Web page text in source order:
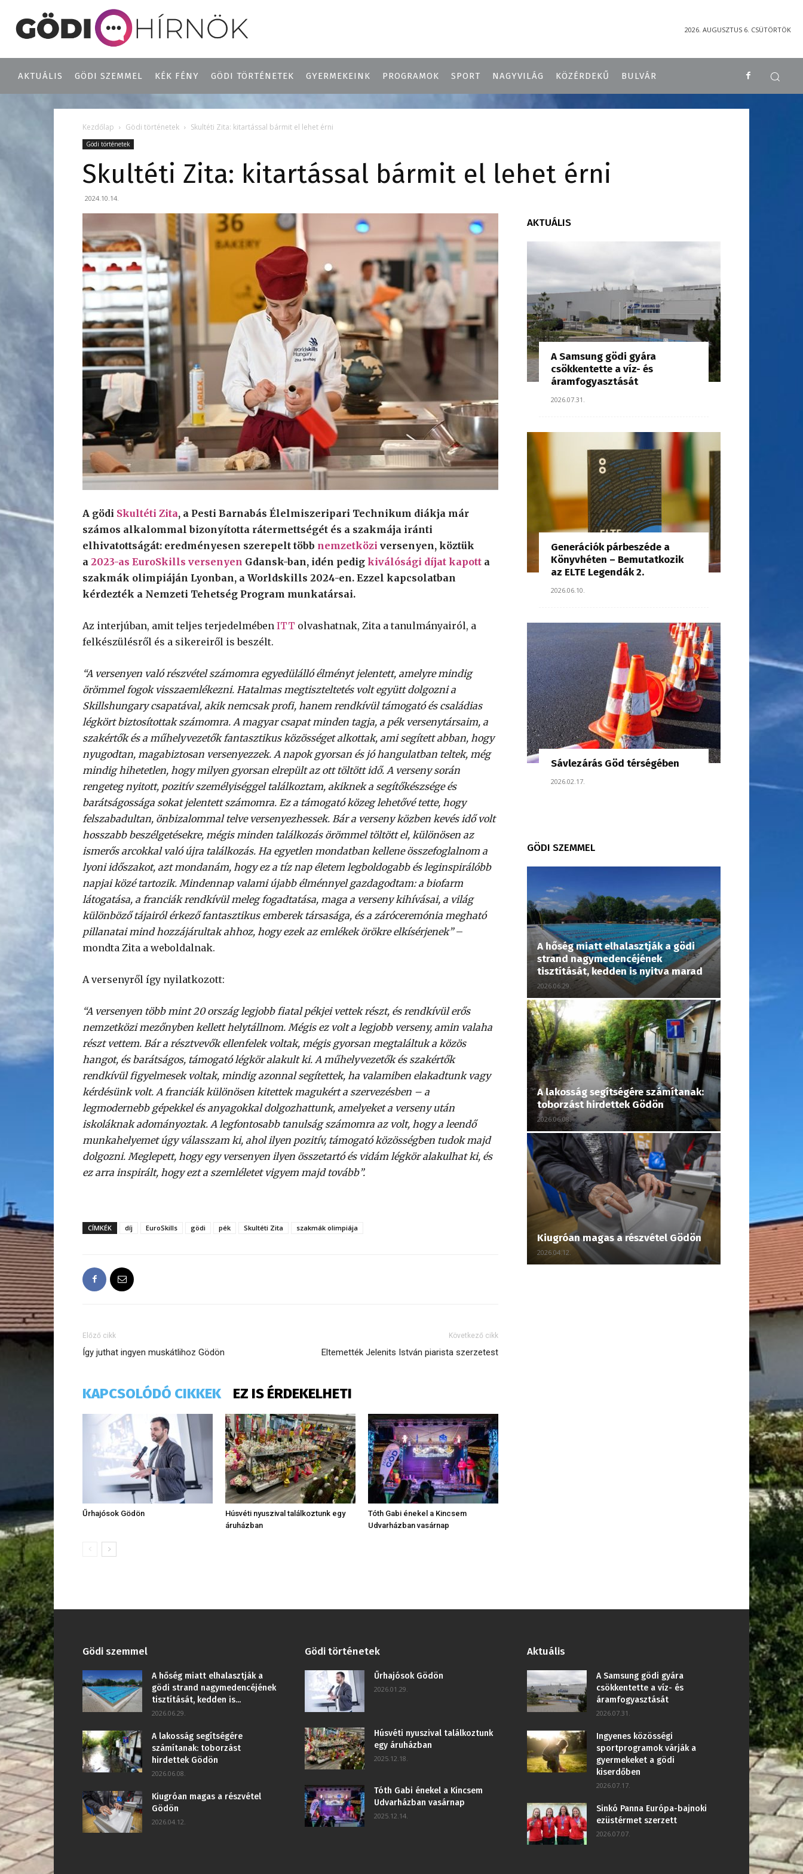
2026. AUGUSZTUS 6. CSÜTÖRTÖK
AKTUÁLIS GÖDI SZEMMEL KÉK FÉNY GÖDI TÖRTÉNETEK GYERMEKEINK PROGRAMOK SPORT NAGYVILÁG KÖZÉRDEKŰ BULVÁR
Kezdőlap Gödi történetek Skultéti Zita: kitartással bármit el lehet érni
Gödi történetek
Skultéti Zita: kitartással bármit el lehet érni
2024.10.14.
A gödi Skultéti Zita, a Pesti Barnabás Élelmiszeripari Technikum diákja már
számos alkalommal bizonyította rátermettségét és a szakmája iránti
elhivatottságát: eredményesen szerepelt több nemzetközi versenyen, köztük
a 2023-as EuroSkills versenyen Gdansk-ban, idén pedig kiválósági díjat kapott a
szakmák olimpiáján Lyonban, a Worldskills 2024-en. Ezzel kapcsolatban
kérdezték a Nemzeti Tehetség Program munkatársai.
Az interjúban, amit teljes terjedelmében ITT olvashatnak, Zita a tanulmányairól, a
felkészülésről és a sikereiről is beszélt.
“A versenyen való részvétel számomra egyedülálló élményt jelentett, amelyre mindig
örömmel fogok visszaemlékezni. Hatalmas megtiszteltetés volt együtt dolgozni a
Skillshungary csapatával, akik nemcsak profi, hanem rendkívül támogató és családias
légkört biztosítottak számomra. A magyar csapat minden tagja, a pék versenytársaim, a
szakértők és a műhelyvezetők fantasztikus közösséget alkottak, ami segített abban, hogy
nyugodtan, magabiztosan versenyezzek. A napok gyorsan és jó hangulatban teltek, még
mindig hihetetlen, hogy milyen gyorsan elrepült az ott töltött idő. A verseny során
rengeteg nyitott, pozitív személyiséggel találkoztam, akiknek a segítőkészsége és
barátságossága sokat jelentett számomra. Ez a támogató közeg lehetővé tette, hogy
felszabadultan, önbizalommal telve versenyezhessek. Bár a verseny közben kevés idő volt
hosszabb beszélgetésekre, mégis minden találkozás örömmel töltött el, különösen az
ismerős arcokkal való újra találkozás. Ha egyetlen mondatban kellene összefoglalnom a
lyoni időszakot, azt mondanám, hogy ez a tíz nap életem legboldogabb és leginspirálóbb
napjai közé tartozik. Mindennap valami újabb élménnyel gazdagodtam: a biofarm
látogatása, a franciák rendkívül meleg fogadtatása, maga a verseny kihívásai, a világ
különböző tájairól érkező fantasztikus emberek társasága, és a záróceremónia megható
pillanatai mind hozzájárultak ahhoz, hogy ezek az emlékek örökre elkísérjenek”–
mondta Zita a weboldalnak.
A versenyről így nyilatkozott:
“A versenyen több mint 20 ország legjobb fiatal pékjei vettek részt, és rendkívül erős
nemzetközi mezőnyben kellett helytállnom. Mégis ez volt a legjobb verseny, amin valaha
részt vettem. Bár a résztvevők ellenfelek voltak, mégis gyorsan megtaláltuk a közös
hangot, és barátságos, támogató légkör alakult ki. A műhelyvezetők és szakértők
rendkívül figyelmesek voltak, mindig azonnal segítettek, ha valamiben elakadtunk vagy
kérdésünk volt. A franciák különösen kitettek magukért a szervezésben – a
legmodernebb gépekkel és anyagokkal dolgozhattunk, amelyeket a verseny után
iskoláknak adományoztak. A legfontosabb tanulság számomra az volt, hogy a leendő
munkahelyemet úgy válasszam ki, ahol ilyen pozitív, támogató közösségben tudok majd
dolgozni. Meglepett, hogy egy versenyen ilyen összetartó és vidám légkör alakulhat ki, és
ez arra inspirált, hogy ezt a szemléletet vigyem majd tovább”.
CÍMKÉK díj EuroSkills gödi pék Skultéti Zita szakmák olimpiája
Előző cikk
Így juthat ingyen muskátlihoz Gödön
Következő cikk
Eltemették Jelenits István piarista szerzetest
KAPCSOLÓDÓ CIKKEK EZ IS ÉRDEKELHETI
Űrhajósok Gödön
Húsvéti nyuszival találkoztunk egy
áruházban
Tóth Gabi énekel a Kincsem
Udvarházban vasárnap
AKTUÁLIS
A Samsung gödi gyára
csökkentette a víz- és
áramfogyasztását
2026.07.31.
Generációk párbeszéde a
Könyvhéten – Bemutatkozik
az ELTE Legendák 2.
2026.06.10.
Sávlezárás Göd térségében
2026.02.17.
GÖDI SZEMMEL
A hőség miatt elhalasztják a gödi
strand nagymedencéjének
tisztítását, kedden is nyitva marad
2026.06.29.
A lakosság segítségére számítanak:
toborzást hirdettek Gödön
2026.06.08.
Kiugróan magas a részvétel Gödön
2026.04.12.
Gödi szemmel
A hőség miatt elhalasztják a
gödi strand nagymedencéjének
tisztítását, kedden is...
2026.06.29.
A lakosság segítségére
számítanak: toborzást
hirdettek Gödön
2026.06.08.
Kiugróan magas a részvétel
Gödön
2026.04.12.
Gödi történetek
Űrhajósok Gödön
2026.01.29.
Húsvéti nyuszival találkoztunk
egy áruházban
2025.12.18.
Tóth Gabi énekel a Kincsem
Udvarházban vasárnap
2025.12.14.
Aktuális
A Samsung gödi gyára
csökkentette a víz- és
áramfogyasztását
2026.07.31.
Ingyenes közösségi
sportprogramok várják a
gyermekeket a gödi
kiserdőben
2026.07.17.
Sinkó Panna Európa-bajnoki
ezüstérmet szerzett
2026.07.07.